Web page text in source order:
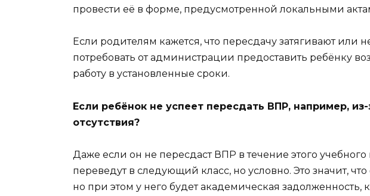
провести её в форме, предусмотренной локальными
Если родителям кажется, что пересдачу затягивают или
потребовать от администрации предоставить ребёнку
работу в установленные сроки.
Если ребёнок не успеет пересдать ВПР, например,
отсутствия?
Даже если он не пересдаст ВПР в течение этого учебного
переведут в следующий класс, но условно. Это значит,
но при этом у него будет академическая задолженность,